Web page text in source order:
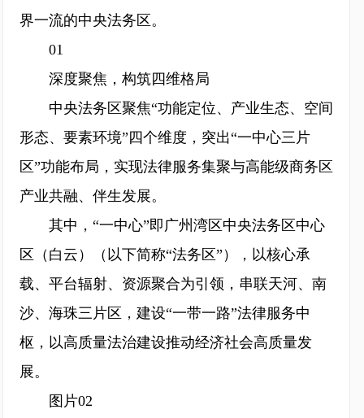
界一流的中央法务区。
01
深度聚焦，构筑四维格局
中央法务区聚焦“功能定位、产业生态、空间
形态、要素环境”四个维度，突出“一中心三片
区”功能布局，实现法律服务集聚与高能级商务区
产业共融、伴生发展。
其中，“一中心”即广州湾区中央法务区中心
区（白云）（以下简称“法务区”），以核心承
载、平台辐射、资源聚合为引领，串联天河、南
沙、海珠三片区，建设“一带一路”法律服务中
枢，以高质量法治建设推动经济社会高质量发
展。
图片02